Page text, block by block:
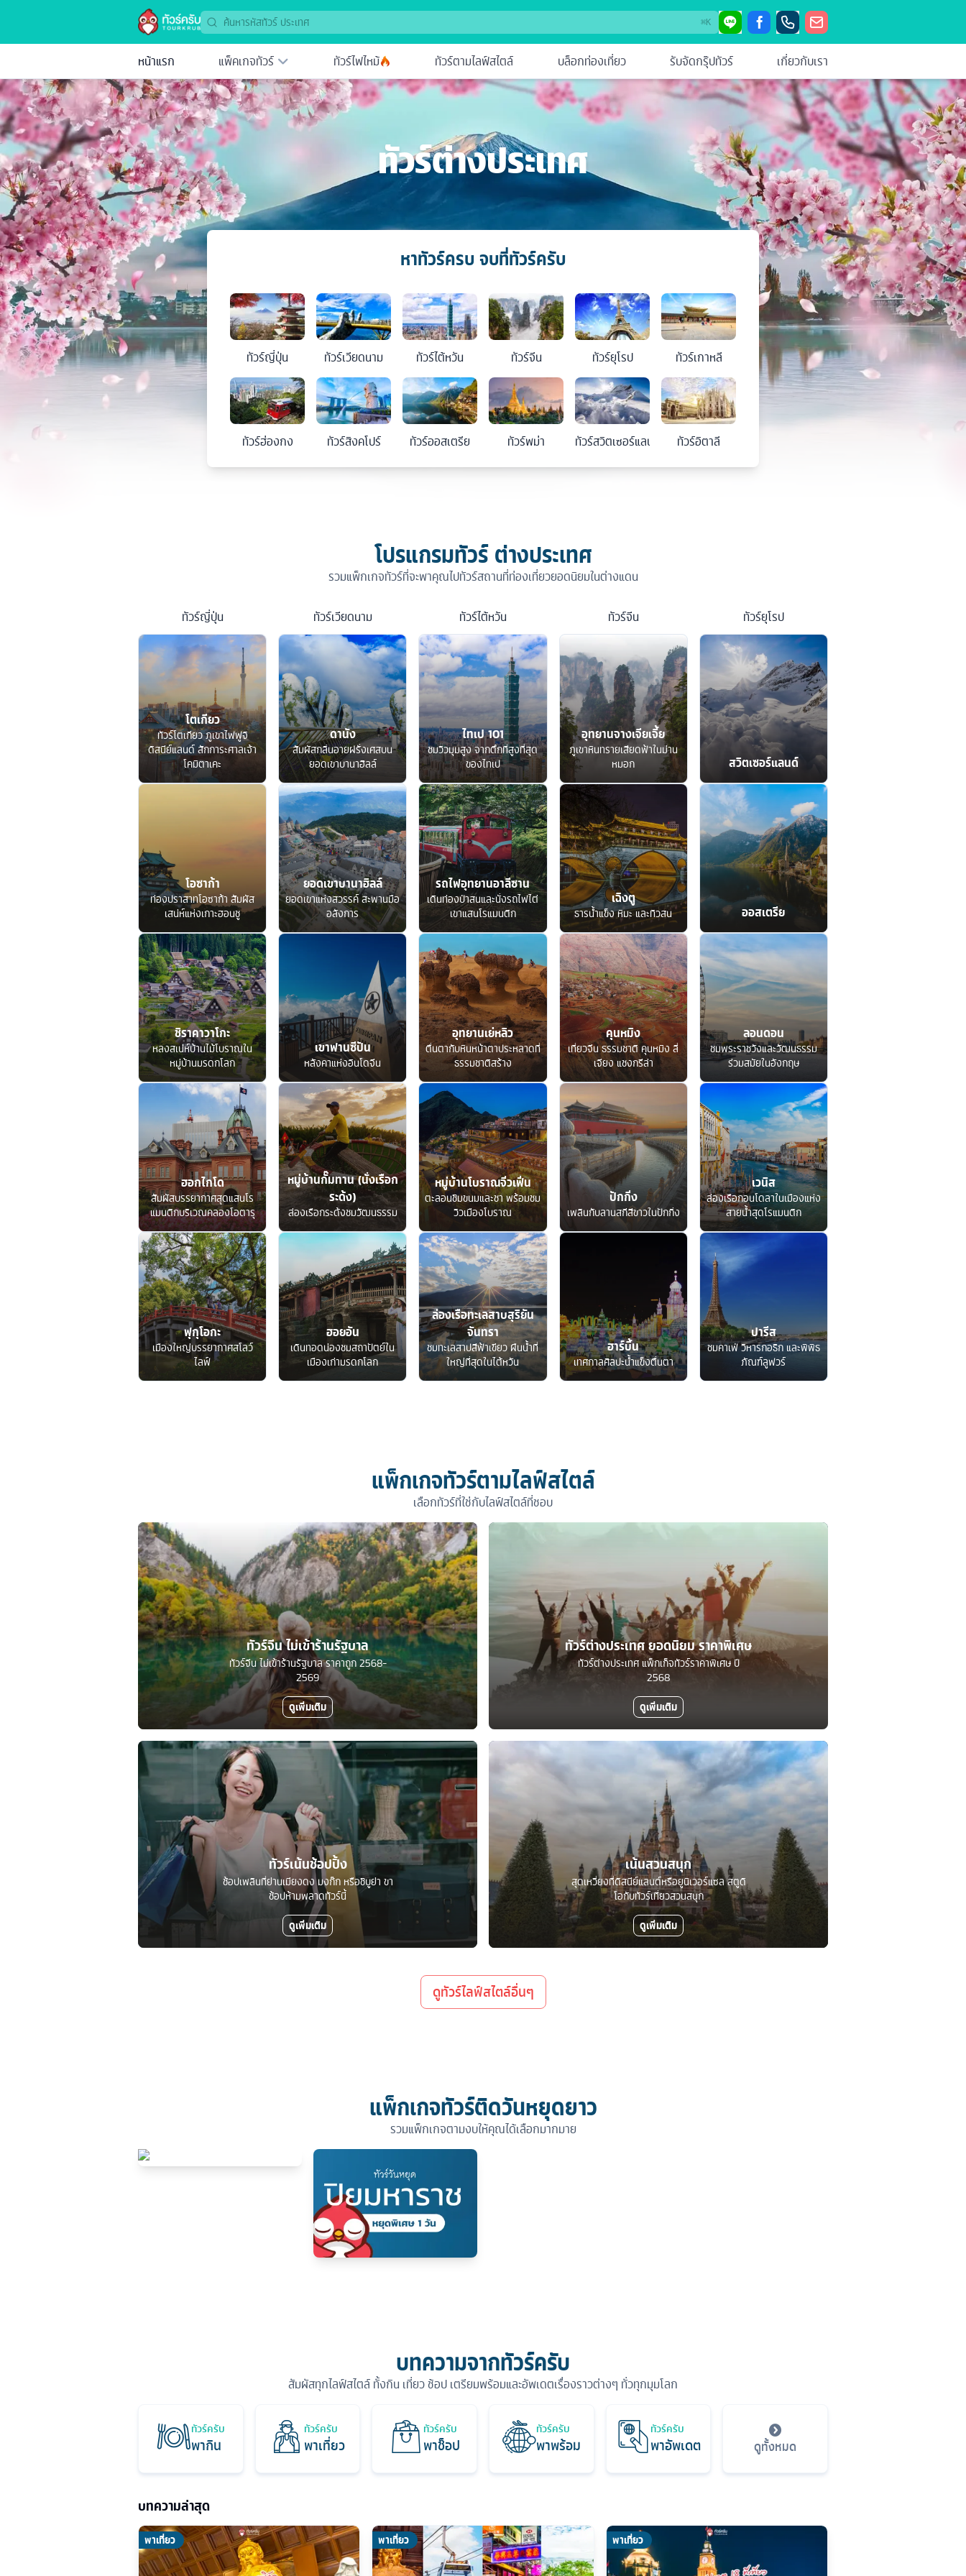
⌘K
หน้าแรก แพ็คเกจทัวร์ ทัวร์ไฟไหม้ ทัวร์ตามไลฟ์สไตล์ บล็อกท่องเที่ยว รับจัดกรุ๊ปทัวร์ เกี่ยวกับเรา
ทัวร์ต่างประเทศ
หาทัวร์ครบ จบที่ทัวร์ครับ
ทัวร์ญี่ปุ่น ทัวร์เวียดนาม ทัวร์ไต้หวัน ทัวร์จีน ทัวร์ยุโรป ทัวร์เกาหลี
ทัวร์ฮ่องกง ทัวร์สิงคโปร์ ทัวร์ออสเตรีย ทัวร์พม่า ทัวร์สวิตเซอร์แลนด์ ทัวร์อิตาลี
โปรแกรมทัวร์ ต่างประเทศ
รวมแพ็กเกจทัวร์ที่จะพาคุณไปทัวร์สถานที่ท่องเที่ยวยอดนิยมในต่างแดน
ทัวร์ญี่ปุ่น
โตเกียว
ทัวร์โตเกียว ภูเขาไฟฟูจิ
ดิสนีย์แลนด์ สักการะศาลเจ้า
โคมิตาเคะ
โอซาก้า
ท่องปราสาทโอซาก้า สัมผัส
เสน่ห์แห่งเกาะฮอนชู
ชิราคาวาโกะ
หลงสเน่ห์บ้านไม้โบราณใน
หมู่บ้านมรดกโลก
ฮอกไกโด
สัมผัสบรรยากาศสุดแสนโร
แมนติกบริเวณคลองโอตารุ
ฟุกุโอกะ
เมืองใหญ่บรรยากาศสโลว์
ไลฟ์
ทัวร์เวียดนาม
ดานัง
สัมผัสกลิ่นอายฝรั่งเศสบน
ยอดเขาบานาฮิลล์
ยอดเขาบานาฮิลล์
ยอดเขาแห่งสวรรค์ สะพานมือ
อลังการ
เขาฟานซีปัน
หลังคาแห่งอินโดจีน
หมู่บ้านกั๊มทาน (นั่งเรือก
ระด้ง)
ล่องเรือกระด้งชมวัฒนธรรม
ฮอยอัน
เดินทอดน่องชมสถาปัตย์ใน
เมืองเก่ามรดกโลก
ทัวร์ไต้หวัน
ไทเป 101
ชมวิวมุมสูง จากตึกที่สูงที่สุด
ของไทเป
รถไฟอุทยานอาลีซาน
เดินท่องป่าสนและนั่งรถไฟไต่
เขาแสนโรแมนติก
อุทยานเย่หลิว
ตื่นตากับหินหน้าตาประหลาดที่
ธรรมชาติสร้าง
หมู่บ้านโบราณจิ่วเฟิ่น
ตะลอนชิมขนมและชา พร้อมชม
วิวเมืองโบราณ
ล่องเรือทะเลสาบสุริยัน
จันทรา
ชมทะเลสาปสีฟ้าเขียว ผืนน้ำที่
ใหญ่ที่สุดในไต้หวัน
ทัวร์จีน
อุทยานจางเจียเจี้ย
ภูเขาหินทรายเสียดฟ้าในม่าน
หมอก
เฉิงตู
ธารน้ำแข็ง หิมะ และทิวสน
คุนหมิง
เที่ยวจีน ธรรมชาติ คุนหมิง ลี่
เจียง แชงกรีล่า
ปักกิ่ง
เพลินกับลานสกีสีขาวในปักกิ่ง
ฮาร์บิ้น
เทศกาลศิลปะน้ำแข็งตื่นตา
ทัวร์ยุโรป
สวิตเซอร์แลนด์
ออสเตรีย
ลอนดอน
ชมพระราชวังและวัฒนธรรม
ร่วมสมัยในอังกฤษ
เวนิส
ล่องเรือกอนโดลาในเมืองแห่ง
สายน้ำสุดโรแมนติก
ปารีส
ชมคาเฟ่ วิหารกอธิก และพิพิธ
ภัณฑ์ลูฟวร์
แพ็กเกจทัวร์ตามไลฟ์สไตล์
เลือกทัวร์ที่ใช่กับไลฟ์สไตล์ที่ชอบ
ทัวร์จีน ไม่เข้าร้านรัฐบาล
ทัวร์จีน ไม่เข้าร้านรัฐบาล ราคาถูก 2568-
2569
ดูเพิ่มเติม
ทัวร์ต่างประเทศ ยอดนิยม ราคาพิเศษ
ทัวร์ต่างประเทศ แพ็กเก็จทัวร์ราคาพิเศษ ปี
2568
ดูเพิ่มเติม
ทัวร์เน้นช้อปปิ้ง
ช้อปเพลินที่ย่านเมียงดง มงก๊ก หรือชิบูย่า ขา
ช้อปห้ามพลาดทัวร์นี้
ดูเพิ่มเติม
เน้นสวนสนุก
สุดเหวี่ยงที่ดิสนีย์แลนด์หรือยูนิเวอร์แซล สตูดิ
โอกับทัวร์เที่ยวสวนสนุก
ดูเพิ่มเติม
ดูทัวร์ไลฟ์สไตล์อื่นๆ
แพ็กเกจทัวร์ติดวันหยุดยาว
รวมแพ็กเกจตามงบให้คุณได้เลือกมากมาย
บทความจากทัวร์ครับ
สัมผัสทุกไลฟ์สไตล์ ทั้งกิน เที่ยว ช้อป เตรียมพร้อมและอัพเดตเรื่องราวต่างๆ ทั่วทุกมุมโลก
ทัวร์ครับ
พากิน
ทัวร์ครับ
พาเที่ยว
ทัวร์ครับ
พาช็อป
ทัวร์ครับ
พาพร้อม
ทัวร์ครับ
พาอัพเดต ดูทั้งหมด
บทความล่าสุด
พาเที่ยว พาเที่ยว พาเที่ยว